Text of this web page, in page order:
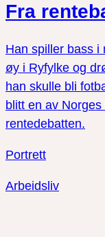
Fra
Han spiller bass i
øy i Ryfylke og
han skulle bli
blitt en av
rentedebatten.
Portrett
Arbeidsliv